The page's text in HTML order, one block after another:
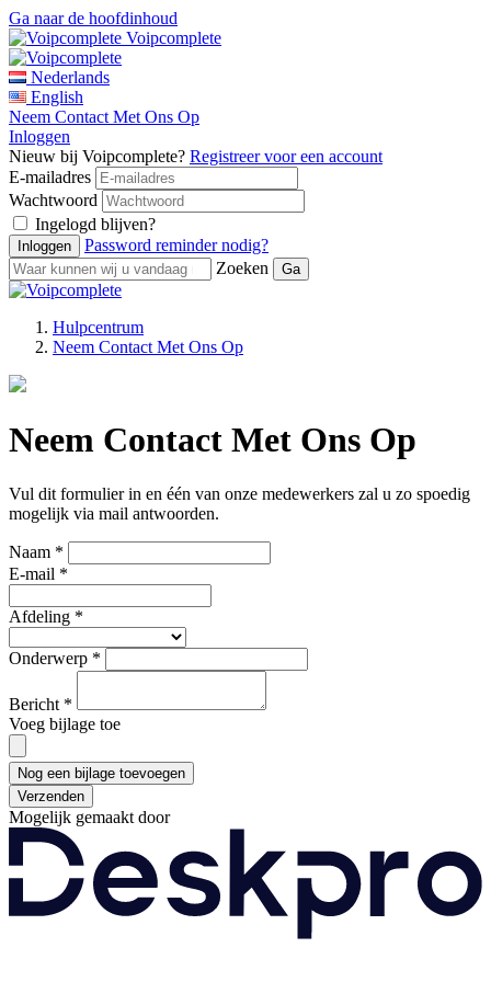
Ga naar de hoofdinhoud
Voipcomplete
Nederlands
English
Neem Contact Met Ons Op
Inloggen
Nieuw bij Voipcomplete? Registreer voor een account
E-mailadres
Wachtwoord
Ingelogd blijven?
Password reminder nodig?
Zoeken
Hulpcentrum
Neem Contact Met Ons Op
Neem Contact Met Ons Op
Vul dit formulier in en één van onze medewerkers zal u zo spoedig
mogelijk via mail antwoorden.
Naam *
E-mail *
Afdeling *
Onderwerp *
Bericht *
Voeg bijlage toe
Nog een bijlage toevoegen
Verzenden
Mogelijk gemaakt door